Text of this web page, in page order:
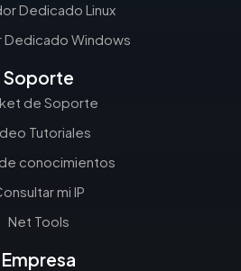
Dedicado Linux
Dedicado Windows
Soporte
de Soporte
Tutoriales
conocimientos
mi IP
Net Tools
Empresa